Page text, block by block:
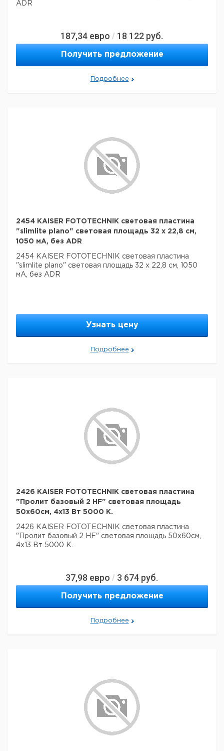
ADR
187,34 евро / 18 122 руб.
Получить предложение
Подробнее
2454 KAISER FOTOTECHNIK световая пластина
"slimlite plano" световая площадь 32 x 22,8 см,
1050 мА, без ADR
2454 KAISER FOTOTECHNIK световая пластина
"slimlite plano" световая площадь 32 x 22,8 см, 1050
мА, без ADR
Узнать цену
Подробнее
2426 KAISER FOTOTECHNIK световая пластина
"Пролит базовый 2 HF" световая площадь
50x60см, 4x13 Вт 5000 К.
2426 KAISER FOTOTECHNIK световая пластина
"Пролит базовый 2 HF" световая площадь 50x60см,
4x13 Вт 5000 К.
37,98 евро / 3 674 руб.
Получить предложение
Подробнее